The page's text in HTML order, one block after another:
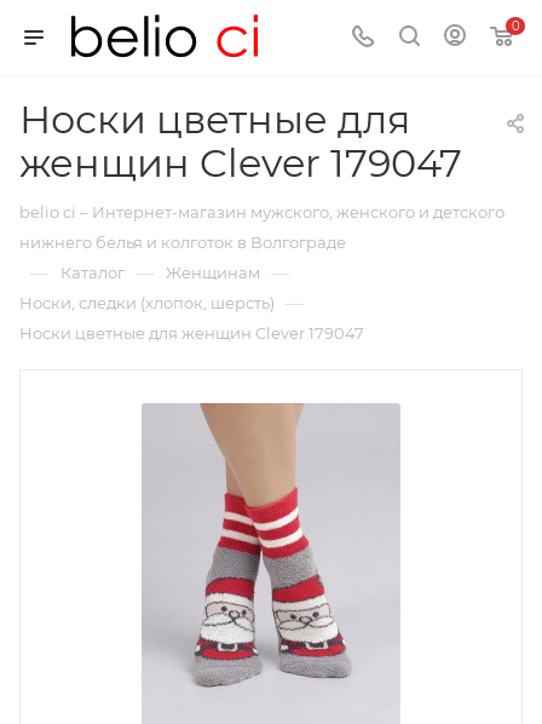
0
Носки цветные для
женщин Clever 179047
belio ci – Интернет-магазин мужского, женского и детского
нижнего белья и колготок в Волгограде
— Каталог — Женщинам —
Носки, следки (хлопок, шерсть) —
Носки цветные для женщин Clever 179047